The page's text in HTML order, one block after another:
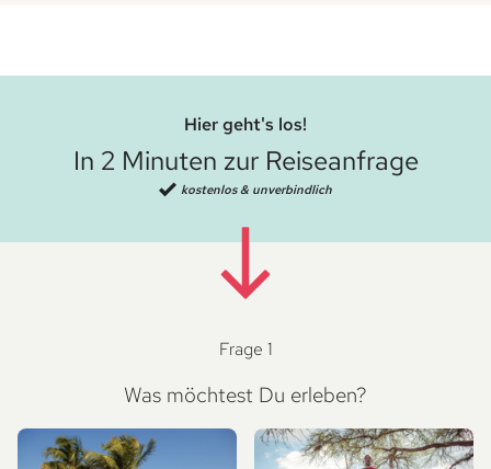
Hier geht's los!
In 2 Minuten zur Reiseanfrage
kostenlos & unverbindlich
Frage 1
Was möchtest Du erleben?